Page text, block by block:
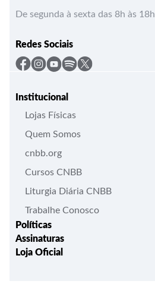
De segunda à sexta das 8h às 18h
Redes Sociais
Institucional
Lojas Físicas
Quem Somos
cnbb.org
Cursos CNBB
Liturgia Diária CNBB
Trabalhe Conosco
Políticas
Trocas e Devoluções
Assinaturas
Liturgia Igreja em Oração
Loja Oficial